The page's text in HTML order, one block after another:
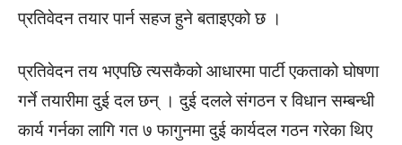
प्रतिवेदन तयार पार्न सहज हुने बताइएको छ ।
प्रतिवेदन तय भएपछि त्यसकैको आधारमा पार्टी एकताको घोषणा
गर्ने तयारीमा दुई दल छन् । दुई दलले संगठन र विधान सम्बन्धी
कार्य गर्नका लागि गत ७ फागुनमा दुई कार्यदल गठन गरेका थिए